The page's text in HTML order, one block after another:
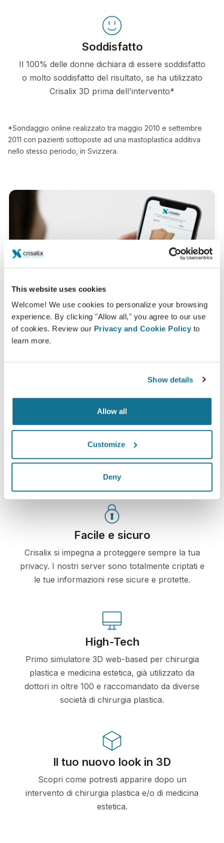
This website uses cookies
Welcome! We use cookies to personalize your browsing
experience. By clicking "Allow all," you agree to our use
of cookies. Review our Privacy and Cookie Policy to
learn more.
Show details
Allow all
Customize
Deny
Soddisfatto
Il 100% delle donne dichiara di essere soddisfatto
o molto soddisfatto del risultato, se ha utilizzato
Crisalix 3D prima dell'intervento*
*Sondaggio online realizzato tra maggio 2010 e settembre
2011 con pazienti sottoposte ad una mastoplastica additiva
nello stesso periodo, in Svizzera.
potrebbe lasciarti
tu desideri.
Vedi il tuo nuovo tu ORA!
Facile e sicuro
Crisalix si impegna a proteggere sempre la tua
privacy. I nostri server sono totalmente criptati e
le tue informazioni rese sicure e protette.
High-Tech
Primo simulatore 3D web-based per chirurgia
plastica e medicina estetica, già utilizzato da
dottori in oltre 100 e raccomandato da diverse
società di chirurgia plastica.
Il tuo nuovo look in 3D
Scopri come potresti apparire dopo un
intervento di chirurgia plastica e/o di medicina
estetica.